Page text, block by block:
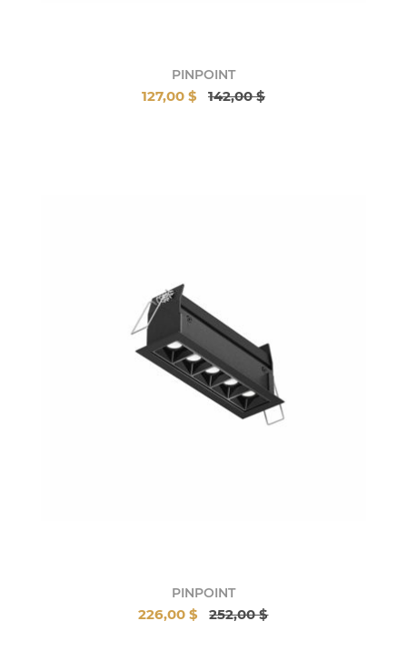
PINPOINT
127,00 $ 142,00 $
PINPOINT
226,00 $ 252,00 $